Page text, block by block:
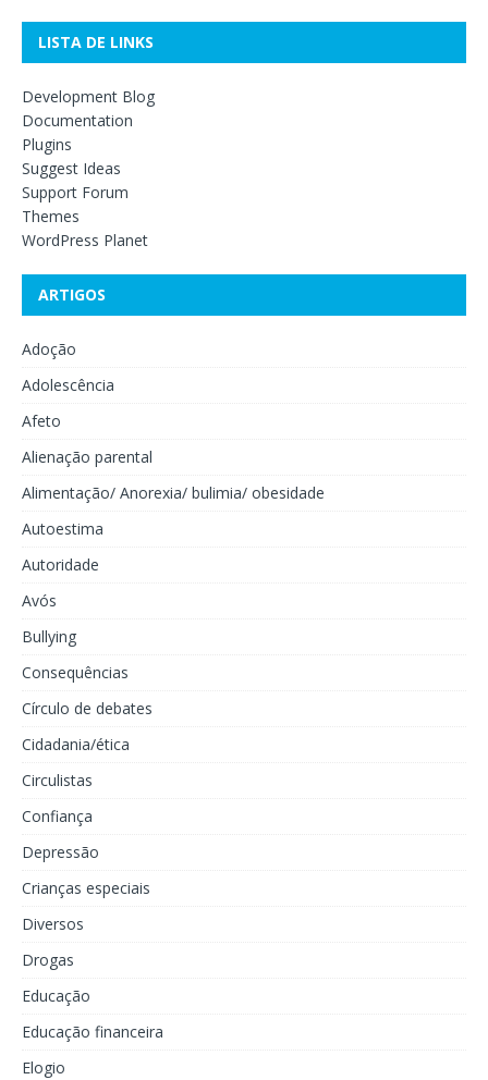
LISTA DE LINKS
Development Blog
Documentation
Plugins
Suggest Ideas
Support Forum
Themes
WordPress Planet
ARTIGOS
Adoção
Adolescência
Afeto
Alienação parental
Alimentação/ Anorexia/ bulimia/ obesidade
Autoestima
Autoridade
Avós
Bullying
Consequências
Círculo de debates
Cidadania/ética
Circulistas
Confiança
Depressão
Crianças especiais
Diversos
Drogas
Educação
Educação financeira
Elogio